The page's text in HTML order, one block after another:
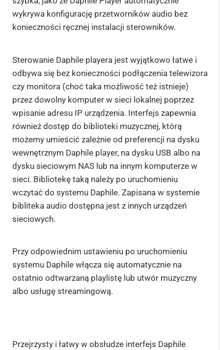
wykrywa konfigurację przetworników audio bez
konieczności ręcznej instalacji sterowników.
Sterowanie Daphile playera jest wyjątkowo łatwe i
odbywa się bez konieczności podłączenia telewizora
czy monitora (choć taka możliwość też istnieje)
przez dowolny komputer w sieci lokalnej poprzez
wpisanie adresu IP urządzenia. Interfejs zapewnia
również dostęp do biblioteki muzycznej, którą
możemy umieścić zależnie od preferencji na dysku
wewnętrznym Daphile player, na dysku USB albo na
dysku sieciowym NAS lub na innym komputerze w
sieci. Bibliotekę taką należy po uruchomieniu
wczytać do systemu Daphile. Zapisana w systemie
bibliteka audio dostępna jest z innych urządzeń
sieciowych.
Przy odpowiednim ustawieniu po uruchomieniu
systemu Daphile włącza się automatycznie na
ostatnio odtwarzaną playlistę lub utwór muzyczny
albo usługę streamingową.
Przejrzysty i łatwy w obsłudze interfejs Daphile